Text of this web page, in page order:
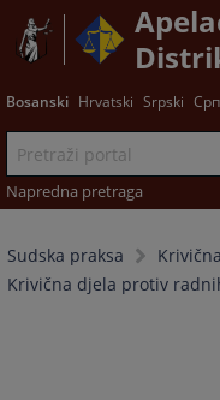
Bosanski Hrvatski Srpski
Napredna pretraga
Sudska praksa
Krivična djela protiv